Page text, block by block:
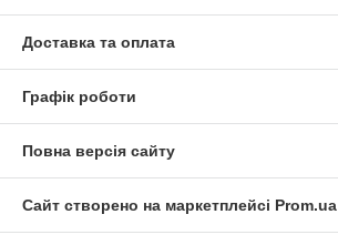
Доставка та оплата
Графік роботи
Повна версія сайту
Сайт створено на маркетплейсі Prom.ua